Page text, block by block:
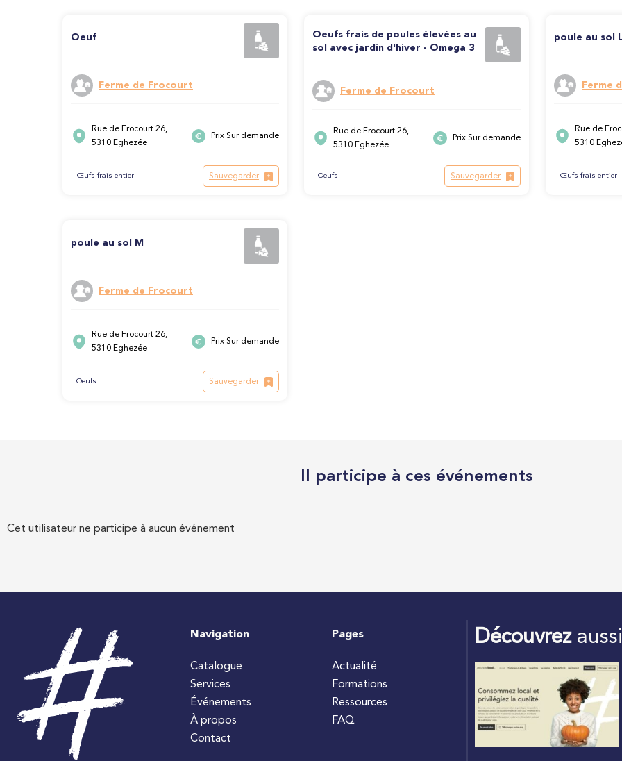
Oeuf
Ferme de Frocourt
Rue de Frocourt 26,
5310 Eghezée
Prix Sur demande
Œufs frais entier Sauvegarder
Oeufs frais de poules élevées au
sol avec jardin d'hiver - Omega 3
Ferme de Frocourt
Rue de Frocourt 26,
5310 Eghezée
Prix Sur demande
Oeufs Sauvegarder
poule au sol L
Ferme
Rue de
5310
Œufs frais entier
poule au sol M
Ferme de Frocourt
Rue de Frocourt 26,
5310 Eghezée
Prix Sur demande
Oeufs Sauvegarder
Il participe à ces événements
Cet utilisateur ne participe à aucun événement
Navigation
Catalogue
Services
Événements
À propos
Contact
Pages
Actualité
Formations
Ressources
FAQ
Découvrez